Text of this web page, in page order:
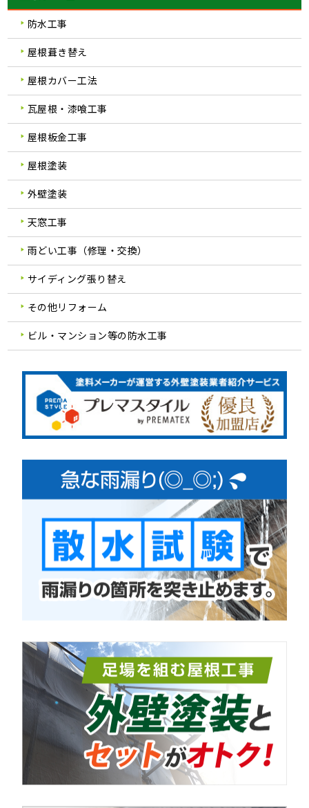
防水工事
屋根葺き替え
屋根カバー工法
瓦屋根・漆喰工事
屋根板金工事
屋根塗装
外壁塗装
天窓工事
雨どい工事（修理・交換）
サイディング張り替え
その他リフォーム
ビル・マンション等の防水工事